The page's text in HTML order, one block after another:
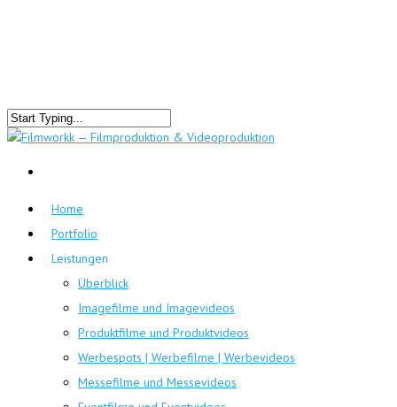
Home
Portfolio
Leistungen
Überblick
Imagefilme und Imagevideos
Produktfilme und Produktvideos
Werbespots | Werbefilme | Werbevideos
Messefilme und Messevideos